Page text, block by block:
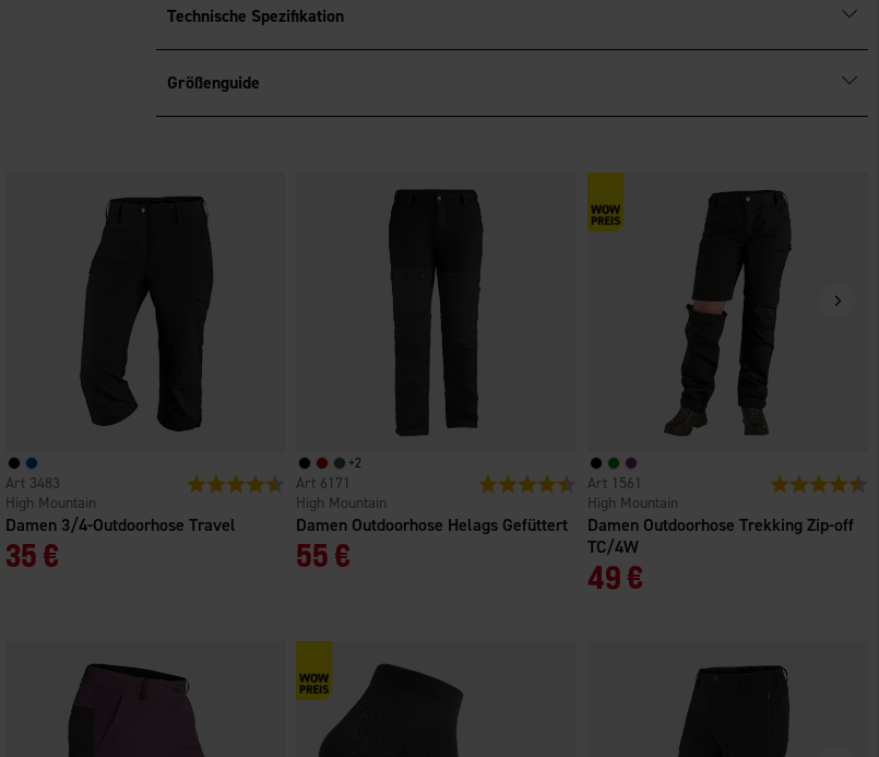
Technische Spezifikation
Größenguide
4.4 von 5 Sternen
Damen 3/4-Outdoorhose Travel
High Mountain
3483
35 €
Bewertung: 4.6 von 5 Sternen
+2
Damen Outdoorhose Helags Gefüttert
High Mountain
6171
55 €
Bewertung: 4.6 von 5 Sternen
Damen Outdoorhose Trekking Zip-off
TC/4W
High Mountain
1561
49 €
Bewertung: